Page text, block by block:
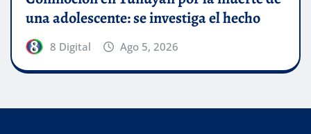
una adolescente: se investiga el hecho
8 Digital Ago 5, 2026